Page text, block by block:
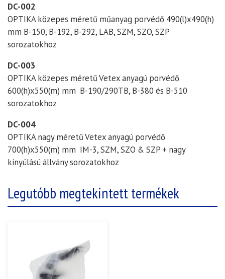
DC-002
OPTIKA közepes méretű műanyag porvédő 490(l)x490(h)
mm B-150, B-192, B-292, LAB, SZM, SZO, SZP
sorozatokhoz
DC-003
OPTIKAközepes méretűVetex anyagú porvédő
600(h)x550(m) mm B-190/290TB, B-380 és B-510
sorozatokhoz
DC-004
OPTIKAnagy méretűVetex anyagú porvédő
700(h)x550(m) mm IM-3, SZM, SZO & SZP + nagy
kinyúlású állványsorozatokhoz
Legutóbb megtekintett termékek